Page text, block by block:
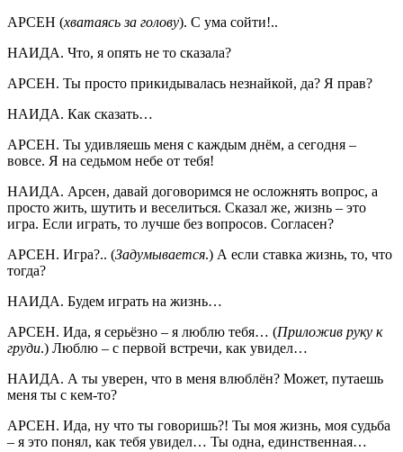
АРСЕН (хватаясь за голову). С ума сойти!..
НАИДА. Что, я опять не то сказала?
АРСЕН. Ты просто прикидывалась незнайкой, да? Я прав?
НАИДА. Как сказать…
АРСЕН. Ты удивляешь меня с каждым днём, а сегодня –
вовсе. Я на седьмом небе от тебя!
НАИДА. Арсен, давай договоримся не осложнять вопрос, а
просто жить, шутить и веселиться. Сказал же, жизнь – это
игра. Если играть, то лучше без вопросов. Согласен?
АРСЕН. Игра?.. (Задумывается.) А если ставка жизнь, то, что
тогда?
НАИДА. Будем играть на жизнь…
АРСЕН. Ида, я серьёзно – я люблю тебя… (Приложив руку к
груди.) Люблю – с первой встречи, как увидел…
НАИДА. А ты уверен, что в меня влюблён? Может, путаешь
меня ты с кем-то?
АРСЕН. Ида, ну что ты говоришь?! Ты моя жизнь, моя судьба
– я это понял, как тебя увидел… Ты одна, единственная…